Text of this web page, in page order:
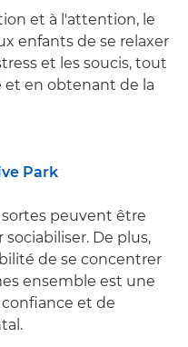
et à l'attention, le
enfants de se relaxer
et les soucis, tout
en obtenant de la
Park
peuvent être
De plus,
de se concentrer
ensemble est une
et de